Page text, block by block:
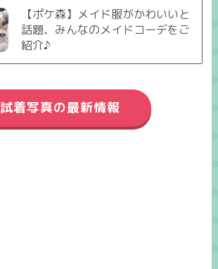
【ポケ森】メイド服がかわいいと
話題、みんなのメイドコーデをご
紹介♪
試着写真の最新情報